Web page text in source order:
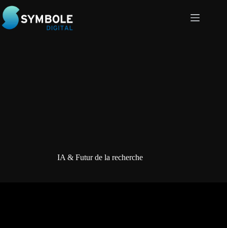
Passer
au
contenu
IA & Futur de la recherche